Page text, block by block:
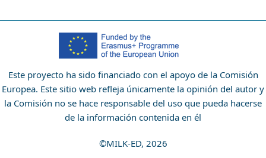
Este proyecto ha sido financiado con el apoyo de la Comisión
Europea. Este sitio web refleja únicamente la opinión del autor y
la Comisión no se hace responsable del uso que pueda hacerse
de la información contenida en él
©MILK-ED, 2026